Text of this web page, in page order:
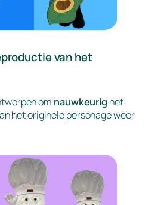
van het
om nauwkeurig het
het originele personage weer